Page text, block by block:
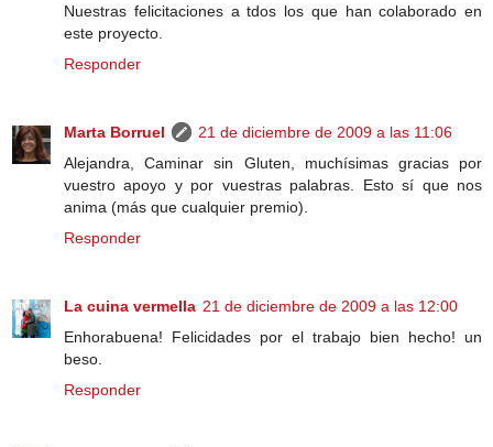
Nuestras felicitaciones a tdos los que han colaborado en
este proyecto.
Responder
Marta Borruel
21 de diciembre de 2009 a las 11:06
Alejandra, Caminar sin Gluten, muchísimas gracias por
vuestro apoyo y por vuestras palabras. Esto sí que nos
anima (más que cualquier premio).
Responder
La cuina vermella 21 de diciembre de 2009 a las 12:00
Enhorabuena! Felicidades por el trabajo bien hecho! un
beso.
Responder